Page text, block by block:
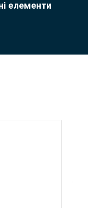
елементи